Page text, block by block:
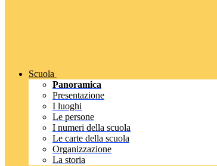
Scuola
Panoramica
Presentazione
I luoghi
Le persone
I numeri della scuola
Le carte della scuola
Organizzazione
La storia